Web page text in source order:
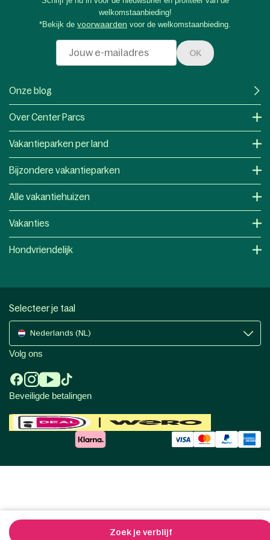
Zoek je verblijf
welkomstaanbieding!
*Bekijk de voorwaarden voor de welkomstaanbieding.
OK
Onze blog
Over Center Parcs
Vakantieparken per land
Bijzondere vakantieparken
Alle vakantiehuizen
Vakanties
Hondvriendelijk
Selecteer je taal
Nederlands (NL)
Volg ons
Beveiligde betalingen